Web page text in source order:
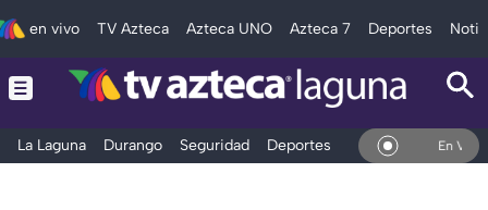
en vivo TV Azteca Azteca UNO Azteca 7 Deportes
La Laguna Durango Seguridad Deportes Entretenimiento
En Vivo